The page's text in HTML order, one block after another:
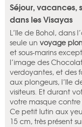
Séjour, vacances,
dans les Visayas
L’île de Bohol, dans
seule un voyage
et sous-marins
l’image des
verdoyantes, et des
aux plongeurs, l’île
visiteurs. Et durant
votre masque contre
Ce petit lutin aux
15 cm, très présent